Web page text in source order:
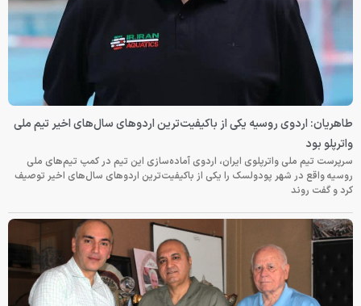
یکی از باکیفیت‌ترین اردوهای سال‌های اخیر تیم ملی
ایران، اردوی آماده‌سازی این تیم در کمپ تیم‌های ملی
را یکی از باکیفیت‌ترین اردوهای سال‌های اخیر توصیف